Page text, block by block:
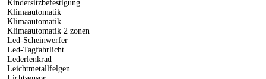
Kindersitzbefestigung
Klimaautomatik
Klimaautomatik
Klimaautomatik 2 zonen
Led-Scheinwerfer
Led-Tagfahrlicht
Lederlenkrad
Leichtmetallfelgen